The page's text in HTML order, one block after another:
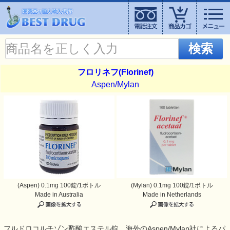
検索
フロリネフ(Florinef)
Aspen/Mylan
(Aspen) 0.1mg 100錠/1ボトル
Made in Australia
(Mylan) 0.1mg 100錠/1ボトル
Made in Netherlands